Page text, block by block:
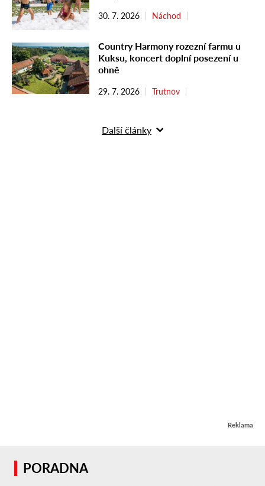
30. 7. 2026 Náchod
Country Harmony rozezní farmu u
Kuksu, koncert doplní posezení u
ohně
29. 7. 2026 Trutnov
Další články
Reklama
PORADNA